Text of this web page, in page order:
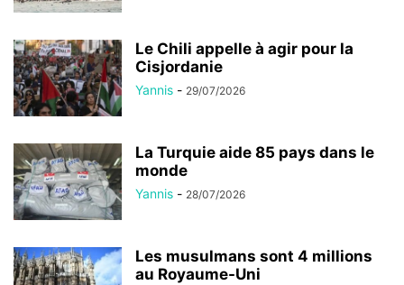
Le Chili appelle à agir pour la
Cisjordanie
Yannis - 29/07/2026
La Turquie aide 85 pays dans le
monde
Yannis - 28/07/2026
Les musulmans sont 4 millions
au Royaume-Uni